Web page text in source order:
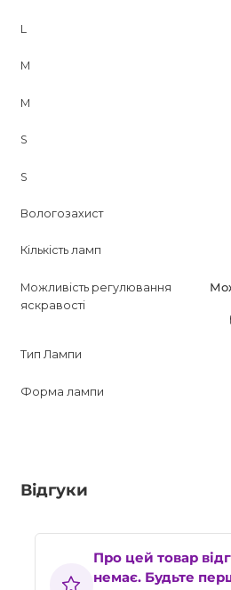
L
M
M
S
S
Вологозахист
Кількість ламп
Можливість регулювання
яскравості
Тип Лампи
Форма лампи
Відгуки
Про цей товар
немає. Будьте